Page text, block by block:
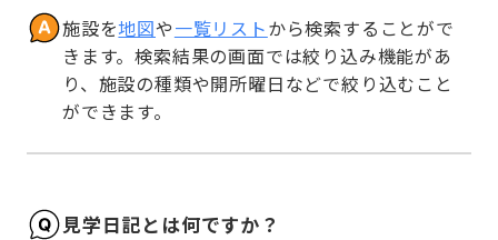
施設を地図や一覧リストから検索することがで
きます。検索結果の画面では絞り込み機能があ
り、施設の種類や開所曜日などで絞り込むこと
ができます。
見学日記とは何ですか？